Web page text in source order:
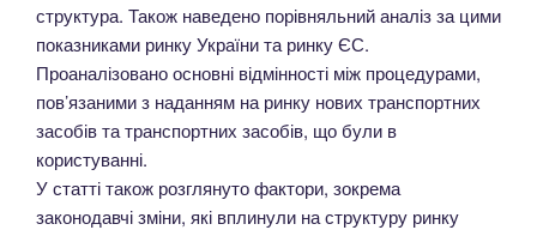
структура. Також наведено порівняльний аналіз за цими
показниками ринку України та ринку ЄС.
Проаналізовано основні відмінності між процедурами,
пов’язаними з наданням на ринку нових транспортних
засобів та транспортних засобів, що були в
користуванні.
У статті також розглянуто фактори, зокрема
законодавчі зміни, які вплинули на структуру ринку